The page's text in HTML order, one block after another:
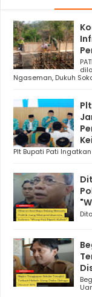
Ngaseman, Dukuh
Plt Bupati Pati